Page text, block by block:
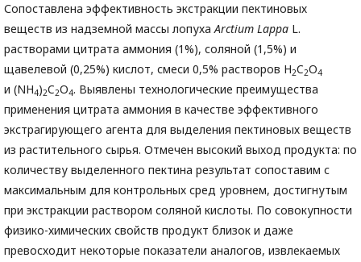
Сопоставлена эффективность экстракции пектиновых
веществ из надземной массы лопухаArctium Lappa L.
растворами цитрата аммония (1%), соляной (1,5%) и
щавелевой (0,25%) кислот, смеси 0,5% растворов H2C2O4
и (NH4)2C2O4. Выявлены технологические преимущества
применения цитрата аммония в качестве эффективного
экстрагирующего агента для выделения пектиновых веществ
из растительного сырья. Отмечен высокий выход продукта: по
количеству выделенного пектина результат сопоставим с
максимальным для контрольных сред уровнем, достигнутым
при экстракции раствором соляной кислоты. По совокупности
физико-химических свойств продукт близок и даже
превосходит некоторые показатели аналогов, извлекаемых